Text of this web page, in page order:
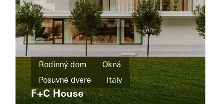
Rodinný
Novostavba
Okná
Fasády
The
Boat
Shad
Rodinný dom
Okná
Posuvné dvere
Italy
F+C House